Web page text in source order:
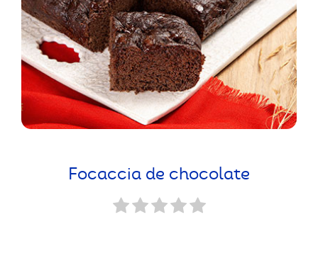
Focaccia de chocolate